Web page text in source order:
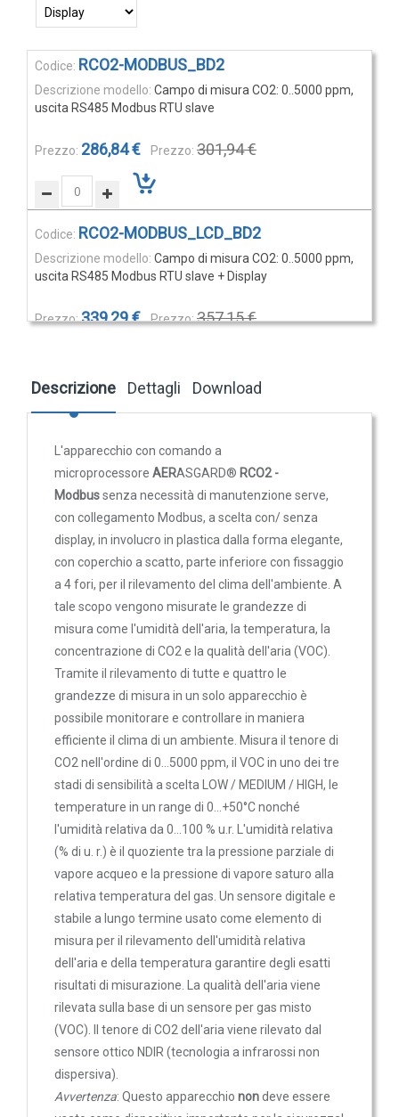
Elementi
raggruppati
RCO2-MODBUS_BD2
Campo di misura CO2: 0..5000 ppm,
uscita RS485 Modbus RTU slave
286,84 € 301,94 €
RCO2-MODBUS_LCD_BD2
Campo di misura CO2: 0..5000 ppm,
uscita RS485 Modbus RTU slave + Display
339,29 € 357,15 €
Descrizione
L'apparecchio con comando a
microprocessore AERASGARD® RCO2 -
Modbussenza necessità di manutenzione serve,
con collegamento Modbus, a scelta con/ senza
display, in involucro in plastica dalla forma elegante,
con coperchio a scatto, parte inferiore con fissaggio
a 4 fori, per il rilevamento del clima dell'ambiente. A
tale scopo vengono misurate le grandezze di
misura come l'umidità dell'aria, la temperatura, la
concentrazione di CO2 e la qualità dell'aria (VOC).
Tramite il rilevamento di tutte e quattro le
grandezze di misura in un solo apparecchio è
possibile monitorare e controllare in maniera
efficiente il clima di un ambiente. Misura il tenore di
CO2 nell'ordine di 0...5000 ppm, il VOC in uno dei tre
stadi di sensibilità a scelta LOW / MEDIUM / HIGH, le
temperature in un range di 0...+50°C nonché
l'umidità relativa da 0...100 % u.r. L'umidità relativa
(% di u. r.) è il quoziente tra la pressione parziale di
vapore acqueo e la pressione di vapore saturo alla
relativa temperatura del gas. Un sensore digitale e
stabile a lungo termine usato come elemento di
misura per il rilevamento dell'umidità relativa
dell'aria e della temperatura garantire degli esatti
risultati di misurazione. La qualità dell'aria viene
rilevata sulla base di un sensore per gas misto
(VOC). Il tenore di CO2 dell'aria viene rilevato dal
sensore ottico NDIR (tecnologia a infrarossi non
dispersiva).
Avvertenza: Questo apparecchio nondeve essere
Dettagli Download
Igrostati per canale
Termo-igrometri ambiente
Strumenti di misura per materiali
PRESSIONE
PORTATA
Barometri
Trasmettitori pressione differenziale
Sonde di flusso
Flussostati
Misuratori di portata aria
Sonde di livello
QUALITA'
DELL'ARIA
Sonde CO2
Sonde CO2 ambiente
Sonde CO2 da canale
Sonde VOC - Componenti Organici Volatili
Sonde VOC ambiente
Sonde VOC da canale
Sonde di polveri sottili PM
Sonde PM ambiente
Sonde combinate
Sonde combinate ambiente
MOVIMENTO
Sensori di luminosità
Sensori di movimento
Sensori di luminosità e movimento
Sensori di luminosità movimento e